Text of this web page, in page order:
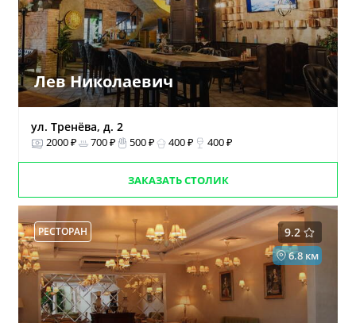
Лев Николаевич
ул. Тренёва, д. 2
2000 ₽ 700 ₽ 500 ₽ 400 ₽ 400 ₽
ЗАКАЗАТЬ СТОЛИК
9.2
РЕСТОРАН
6.8 км